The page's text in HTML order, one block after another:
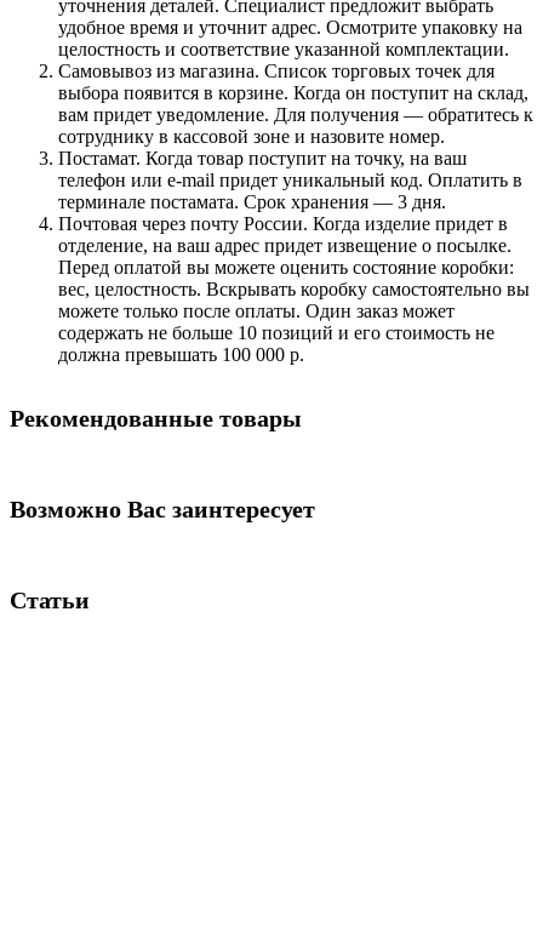
уточнения деталей. Специалист предложит выбрать
удобное время и уточнит адрес. Осмотрите упаковку на
целостность и соответствие указанной комплектации.
Самовывоз из магазина. Список торговых точек для
выбора появится в корзине. Когда он поступит на склад,
вам придет уведомление. Для получения — обратитесь к
сотруднику в кассовой зоне и назовите номер.
Постамат. Когда товар поступит на точку, на ваш
телефон или e-mail придет уникальный код. Оплатить в
терминале постамата. Срок хранения — 3 дня.
Почтовая через почту России. Когда изделие придет в
отделение, на ваш адрес придет извещение о посылке.
Перед оплатой вы можете оценить состояние коробки:
вес, целостность. Вскрывать коробку самостоятельно вы
можете только после оплаты. Один заказ может
содержать не больше 10 позиций и его стоимость не
должна превышать 100 000 р.
Рекомендованные товары
Возможно Вас заинтересует
Статьи